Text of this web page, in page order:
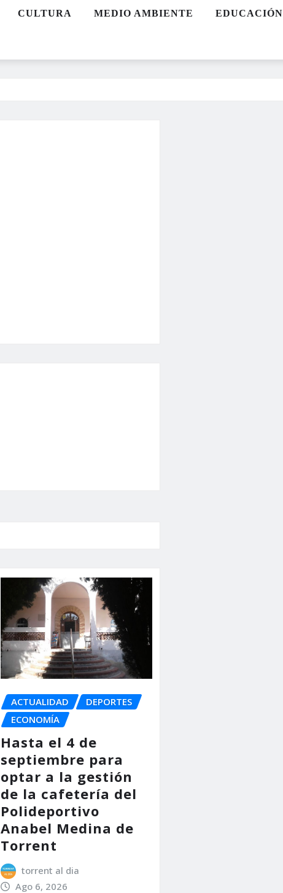
CULTURA MEDIO AMBIENTE EDUCACIÓN
ACTUALIDAD
DEPORTES
ECONOMÍA
Hasta el 4 de
septiembre para
optar a la gestión
de la cafetería del
Polideportivo
Anabel Medina de
Torrent
torrent al dia
Ago 6, 2026